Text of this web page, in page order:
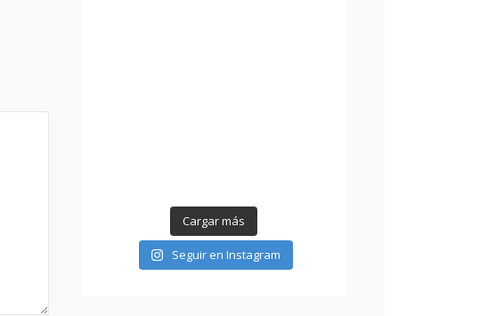
Cargar más
Seguir en Instagram